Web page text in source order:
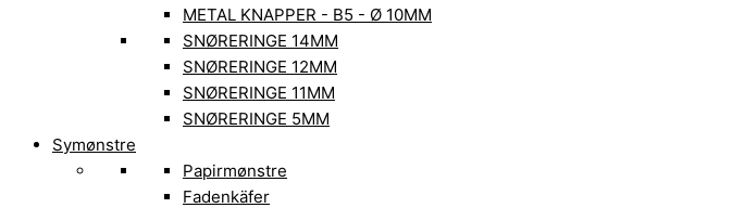
METAL KNAPPER - B5 - Ø 10MM
SNØRERINGE 14MM
SNØRERINGE 12MM
SNØRERINGE 11MM
SNØRERINGE 5MM
Symønstre
Papirmønstre
Fadenkäfer